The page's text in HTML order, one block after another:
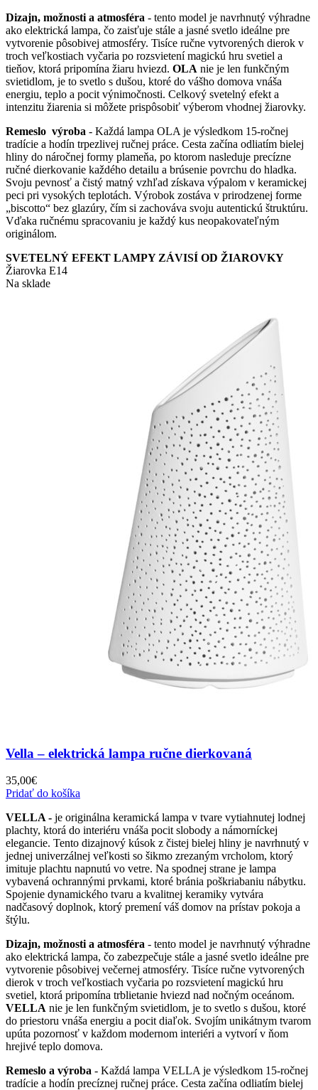
Dizajn, možnosti a atmosféra - tento model je navrhnutý výhradne
ako elektrická lampa, čo zaisťuje stále a jasné svetlo ideálne pre
vytvorenie pôsobivej atmosféry. Tisíce ručne vytvorených dierok v
troch veľkostiach vyčaria po rozsvietení magickú hru svetiel a
tieňov, ktorá pripomína žiaru hviezd. OLA nie je len funkčným
svietidlom, je to svetlo s dušou, ktoré do vášho domova vnáša
energiu, teplo a pocit výnimočnosti. Celkový svetelný efekt a
intenzitu žiarenia si môžete prispôsobiť výberom vhodnej žiarovky.
Remeslo výroba - Každá lampa OLA je výsledkom 15-ročnej
tradície a hodín trpezlivej ručnej práce. Cesta začína odliatím bielej
hliny do náročnej formy plameňa, po ktorom nasleduje precízne
ručné dierkovanie každého detailu a brúsenie povrchu do hladka.
Svoju pevnosť a čistý matný vzhľad získava výpalom v keramickej
peci pri vysokých teplotách. Výrobok zostáva v prirodzenej forme
„biscotto“ bez glazúry, čím si zachováva svoju autentickú štruktúru.
Vďaka ručnému spracovaniu je každý kus neopakovateľným
originálom.
SVETELNÝ EFEKT LAMPY ZÁVISÍ OD ŽIAROVKY
Žiarovka E14
Na sklade
Vella – elektrická lampa ručne dierkovaná
35,00€
Pridať do košíka
VELLA - je originálna keramická lampa v tvare vytiahnutej lodnej
plachty, ktorá do interiéru vnáša pocit slobody a námorníckej
elegancie. Tento dizajnový kúsok z čistej bielej hliny je navrhnutý v
jednej univerzálnej veľkosti so šikmo zrezaným vrcholom, ktorý
imituje plachtu napnutú vo vetre. Na spodnej strane je lampa
vybavená ochrannými prvkami, ktoré bránia poškriabaniu nábytku.
Spojenie dynamického tvaru a kvalitnej keramiky vytvára
nadčasový doplnok, ktorý premení váš domov na prístav pokoja a
štýlu.
Dizajn, možnosti a atmosféra - tento model je navrhnutý výhradne
ako elektrická lampa, čo zabezpečuje stále a jasné svetlo ideálne pre
vytvorenie pôsobivej večernej atmosféry. Tisíce ručne vytvorených
dierok v troch veľkostiach vyčaria po rozsvietení magickú hru
svetiel, ktorá pripomína trblietanie hviezd nad nočným oceánom.
VELLA nie je len funkčným svietidlom, je to svetlo s dušou, ktoré
do priestoru vnáša energiu a pocit diaľok. Svojím unikátnym tvarom
upúta pozornosť v každom modernom interiéri a vytvorí v ňom
hrejivé teplo domova.
Remeslo a výroba - Každá lampa VELLA je výsledkom 15-ročnej
tradície a hodín precíznej ručnej práce. Cesta začína odliatím bielej